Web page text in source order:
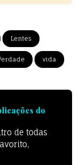
Lentes
vida
do
de todas